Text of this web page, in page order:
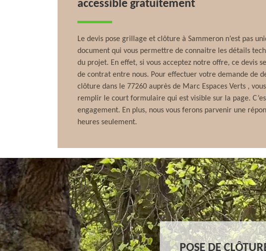
accessible gratuitement
Le devis pose grillage et clôture à Sammeron n’est pas
document qui vous permettre de connaitre les détails
du projet. En effet, si vous acceptez notre offre, ce devis
de contrat entre nous. Pour effectuer votre demande de
clôture dans le 77260 auprès de Marc Espaces Verts ,
remplir le court formulaire qui est visible sur la page.
engagement. En plus, nous vous ferons parvenir une
heures seulement.
POSE DE